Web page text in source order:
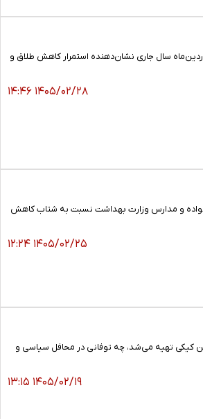
گفت: برخلاف چالش‌های موجود، آمارهای فروردین‌ماه سال جاری نشان‌دهنده استمرار کاهش طلاق و
۱۴۰۵/۰۲/۲۸ ۱۴:۴۶
و مدارس وزارت بهداشت نسبت به شتاب کاهش
۱۴۰۵/۰۲/۲۵ ۱۲:۲۴
کیکی تهیه می‌شد، چه توفانی در محافل سیاسی و
۱۴۰۵/۰۲/۱۹ ۱۳:۱۵